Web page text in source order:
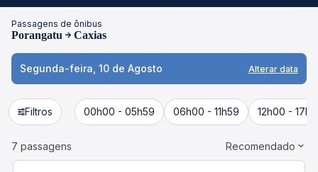
Passagens de ônibus
Porangatu Caxias
Segunda-feira, 10 de Agosto Alterar data
Filtros 00h00 - 05h59 06h00 - 11h59 12h00 -
7 passagens Recomendado